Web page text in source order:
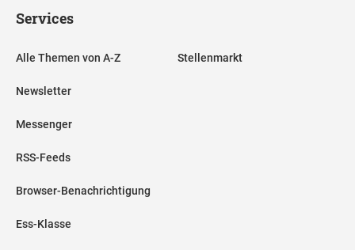
Services
Alle Themen von A-Z
Newsletter
Messenger
RSS-Feeds
Browser-Benachrichtigung
Ess-Klasse
Stellenmarkt